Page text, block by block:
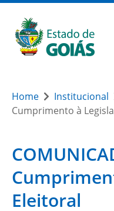
Home Institucional
Cumprimento à
Eleitoral